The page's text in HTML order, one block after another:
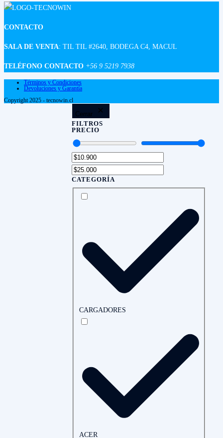
CONTACTO
SALA DE VENTA: TIL TIL #2640, BODEGA C4, MACUL
TELÉFONO CONTACTO +56 9 5219 7938
Términos y Condiciones
Devoluciones y Garantía
Copyright 2025 - tecnowin.cl
Cerrar
FILTROS
PRECIO
CATEGORÍA
CATEGORÍA
CARGADORES
ACER